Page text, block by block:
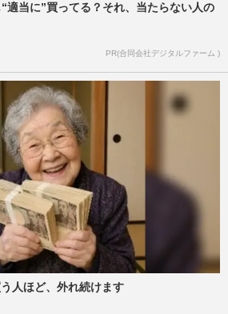
“適当に”買ってる？それ、当たらない人の
PR(合同会社デジタルファーム )
人ほど、外れ続けます